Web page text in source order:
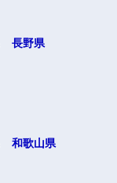
長野県
和歌山県